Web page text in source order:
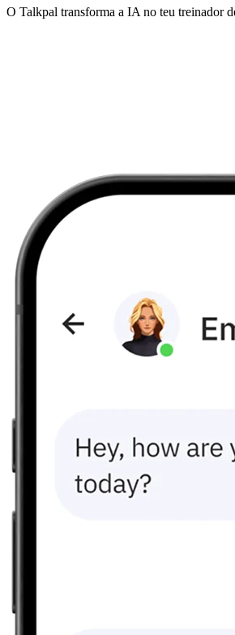
O Talkpal transforma a IA no teu treinador